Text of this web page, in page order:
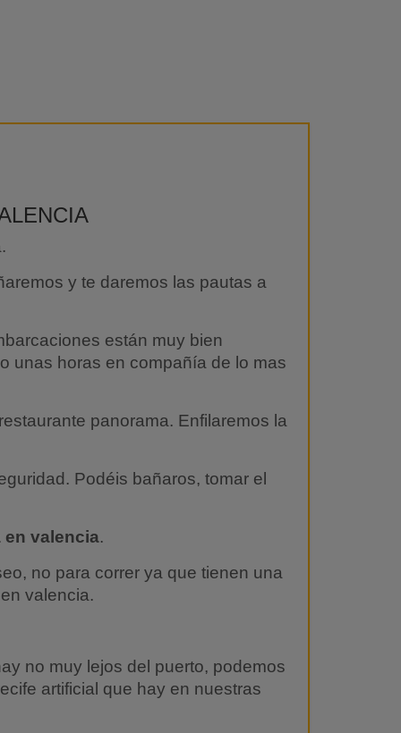
y te daremos las pautas a
están muy bien
unas horas en compañía de lo mas
panorama. Enfilaremos la
Podéis bañaros, tomar el
en valencia.
no para correr ya que tienen una
valencia.
no muy lejos del puerto, podemos
artificial que hay en nuestras